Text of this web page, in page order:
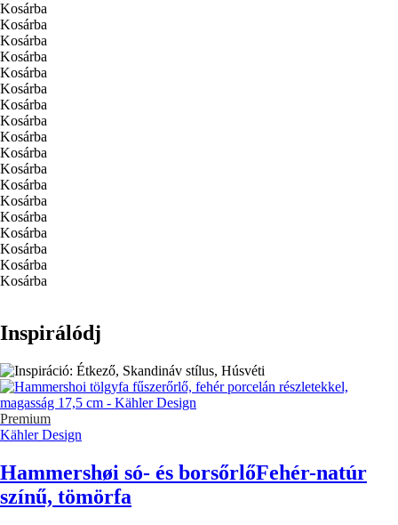
Kosárba
Kosárba
Kosárba
Kosárba
Kosárba
Kosárba
Kosárba
Kosárba
Kosárba
Kosárba
Kosárba
Kosárba
Kosárba
Kosárba
Kosárba
Kosárba
Kosárba
Kosárba
Inspirálódj
Premium
Kähler Design
Hammershøi só- és borsőrlőFehér-natúr
színű, tömörfa